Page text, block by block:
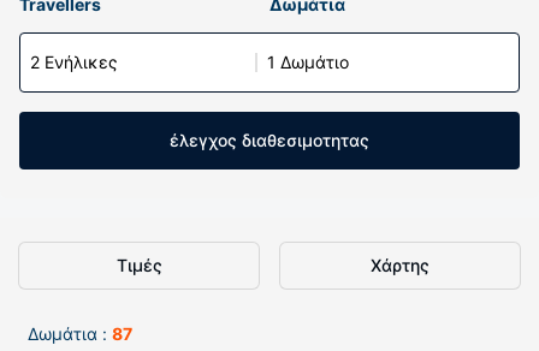
Travellers Δωμάτια
2 Ενήλικες 1 Δωμάτιο
έλεγχος διαθεσιμοτητας
Τιμές Χάρτης
Δωμάτια : 87